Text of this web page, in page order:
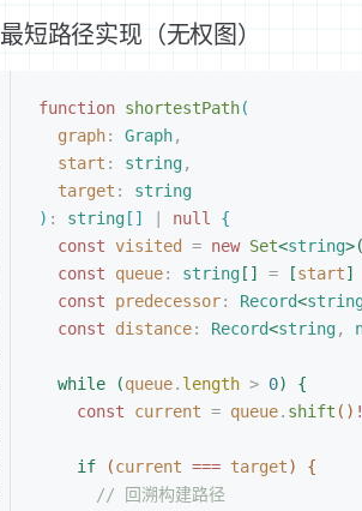
最短路径实现（无权图）
function shortestPath(
graph: Graph,
start : string,
target : string
) : string [ ] null
{
const visited = new Set<string>(
const queue: string [ ] = [start]
const predecessor: Record<
const distance: Record<string,
while (queue. length > 0)
{
const current = queue. shift ( ) !
if (current === target)
{
// 回溯构建路径